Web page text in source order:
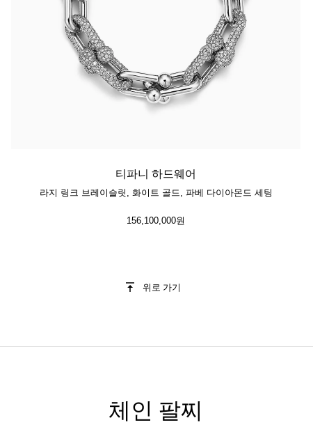
티파니 하드웨어
라지 링크 브레이슬릿, 화이트 골드, 파베 다이아몬드 세팅
156,100,000원
위로 가기
체인 팔찌